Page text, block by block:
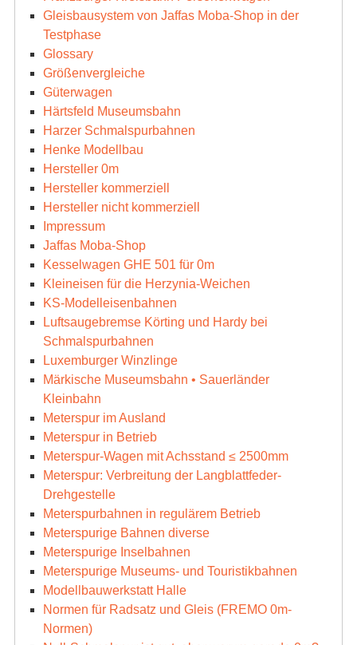
Gleisbausystem von Jaffas Moba-Shop in der
Testphase
Glossary
Größenvergleiche
Güterwagen
Härtsfeld Museumsbahn
Harzer Schmalspurbahnen
Henke Modellbau
Hersteller 0m
Hersteller kommerziell
Hersteller nicht kommerziell
Impressum
Jaffas Moba-Shop
Kesselwagen GHE 501 für 0m
Kleineisen für die Herzynia-Weichen
KS-Modelleisenbahnen
Luftsaugebremse Körting und Hardy bei
Schmalspurbahnen
Luxemburger Winzlinge
Märkische Museumsbahn • Sauerländer
Kleinbahn
Meterspur im Ausland
Meterspur in Betrieb
Meterspur-Wagen mit Achsstand ≤ 2500mm
Meterspur: Verbreitung der Langblattfeder-
Drehgestelle
Meterspurbahnen in regulärem Betrieb
Meterspurige Bahnen diverse
Meterspurige Inselbahnen
Meterspurige Museums- und Touristikbahnen
Modellbauwerkstatt Halle
Normen für Radsatz und Gleis (FREMO 0m-
Normen)